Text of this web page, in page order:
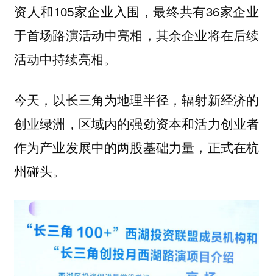
资人和105家企业入围，最终共有36家企业
于首场路演活动中亮相，其余企业将在后续
活动中持续亮相。
今天，以长三角为地理半径，辐射新经济的
创业绿洲，区域内的强劲资本和活力创业者
作为产业发展中的两股基础力量，正式在杭
州碰头。